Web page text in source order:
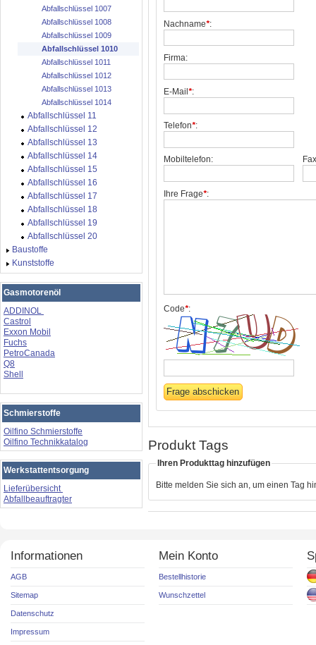
Nachname*:
Firma:
E-Mail *:
Telefon*:
Mobiltelefon:
Ihre Frage*:
Code*:
Produkt Tags
Ihren Produkttag hinzufügen
Bitte melden Sie sich an, um einen Tag
Abfallschlüssel 1007
Abfallschlüssel 1008
Abfallschlüssel 1009
Abfallschlüssel 1010
Abfallschlüssel 1011
Abfallschlüssel 1012
Abfallschlüssel 1013
Abfallschlüssel 1014
Abfallschlüssel 11
Abfallschlüssel 12
Abfallschlüssel 13
Abfallschlüssel 14
Abfallschlüssel 15
Abfallschlüssel 16
Abfallschlüssel 17
Abfallschlüssel 18
Abfallschlüssel 19
Abfallschlüssel 20
Baustoffe
Kunststoffe
Gasmotorenöl
ADDINOL
Castrol
Exxon Mobil
Fuchs
PetroCanada
Q8
Shell
Schmierstoffe
Oilfino Schmierstoffe
Oilfino Technikkatalog
Werkstattentsorgung
Lieferübersicht
Abfallbeauftragter
Informationen
AGB
Sitemap
Datenschutz
Impressum
Mein Konto
Bestellhistorie
Wunschzettel